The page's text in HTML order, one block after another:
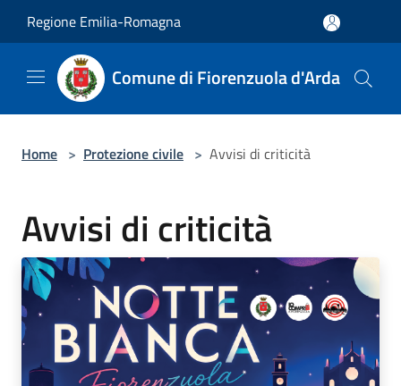
Regione Emilia-Romagna
Comune di Fiorenzuola d'Arda
Home > Protezione civile > Avvisi di criticità
Avvisi di criticità